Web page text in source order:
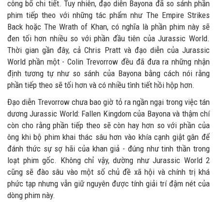
công bố chi tiết. Tuy nhiên, đạo diễn Bayona đã so sánh phần
phim tiếp theo với những tác phẩm như The Empire Strikes
Back hoặc The Wrath of Khan, có nghĩa là phần phim này sẽ
đen tối hơn nhiều so với phần đầu tiên của Jurassic World.
Thời gian gần đây, cả Chris Pratt và đạo diễn của Jurassic
World phần một - Colin Trevorrow đều đã đưa ra những nhận
định tương tự như so sánh của Bayona bằng cách nói rằng
phần tiếp theo sẽ tối hơn và có nhiều tình tiết hồi hộp hơn.
Đạo diễn Trevorrow chưa bao giờ tỏ ra ngần ngại trong việc tán
dương Jurassic World: Fallen Kingdom của Bayona và thậm chí
còn cho rằng phần tiếp theo sẽ còn hay hơn so với phần của
ông khi bộ phim khai thác sâu hơn vào khía cạnh giật gân để
đánh thức sự sợ hãi của khan giả - đúng như tinh thần trong
loạt phim gốc. Không chỉ vậy, dường như Jurassic World 2
cũng sẽ đào sâu vào một số chủ đề xã hội và chính trị khá
phức tạp nhưng vẫn giữ nguyên được tính giải trí đậm nét của
dòng phim này.